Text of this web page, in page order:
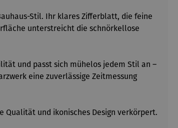
Stil. Ihr klares Zifferblatt, die feine
unterstreicht die schnörkellose
und passt sich mühelos jedem Stil an –
eine zuverlässige Zeitmessung
Qualität und ikonisches Design verkörpert.